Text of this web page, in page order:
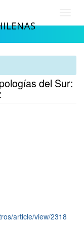
del Sur:
article/view/2318